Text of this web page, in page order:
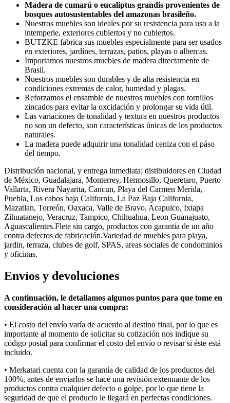
Madera de cumarú o eucaliptus grandis provenientes de
bosques autosustentables del amazonas brasileño.
Nuestros muebles son ideales por su resistencia para uso a la
intemperie, exteriores cubiertos y no cubiertos.
BUTZKE fabrica sus muebles especialmente para ser usados
en exteriores, jardínes, terrazas, patios, playas o albercas.
Importamos nuestros muebles de madera directamente de
Brasil.
Nuestros muebles son durables y de alta resistencia en
condiciones extremas de calor, humedad y plagas.
Reforzamos el ensamble de nuestros muebles con tornillos
zincados para evitar la oxcidación y prolongar su vida útil.
Las variaciones de tonalidad y textura en nuestros productos
no son un defecto, son características únicas de los productos
naturales.
La madera puede adquirir una tonalidad ceniza con el páso
del tiempo.
Distribución nacional, y entrega inmediata; distibuidores en Ciudad
de México, Guadalajara, Monterrey, Hermosillo, Queretaro, Puerto
Vallarta, Rivera Nayarita, Cancun, Playa del Carmen Merida,
Puebla, Los cabos baja California, La Paz Baja California,
Mazatlan, Torreón, Oaxaca, Valle de Bravo, Acapulco, Ixtapa
Zihuatanejo, Veracruz, Tampico, Chihuahua, Leon Guanajuato,
Aguascalientes.Flete sin cargo, productos con garantia de un año
contra defectos de fabricación.Variedad de muebles para playa,
jardin, terraza, clubes de golf, SPAS, areas sociales de condominios
y oficinas.
Envíos y devoluciones
A continuación, le detallamos algunos puntos para que tome en
consideración al hacer una compra:
• El costo del envío varía de acuerdo al destino final, por lo que es
importante al momento de solicitar su cotización nos indique su
código postal para confirmar el costo del envío o revisar si éste está
incluido.
• Merkatari cuenta con la garantía de calidad de los productos del
100%, antes de enviarlos se hace una revisión extenuante de los
productos contra cualquier defecto o golpe, por lo que tiene la
seguridad de que el producto le llegará en perfectas condiciones.